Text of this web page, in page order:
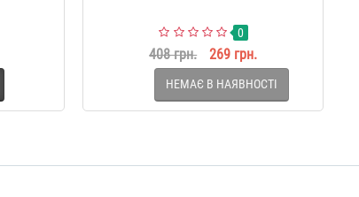
0
408 грн. 269 грн.
НЕМАЄ В НАЯВНОСТІ